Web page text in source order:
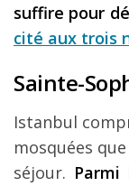
suffire pour
cité aux trois
Sainte-
Istanbul
mosquées
séjour.